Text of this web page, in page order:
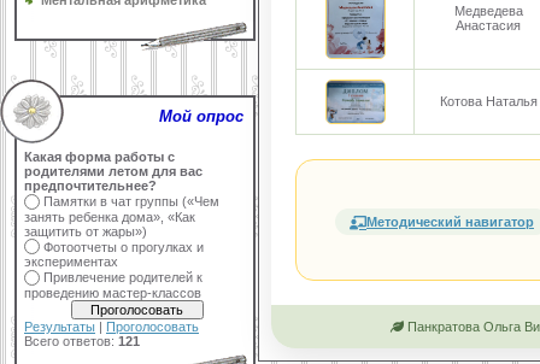
Мой опрос
Какая форма работы с
родителями летом для вас
предпочтительнее?
Памятки в чат группы («Чем
занять ребенка дома», «Как
защитить от жары»)
Фотоотчеты о прогулках и
экспериментах
Привлечение родителей к
проведению мастер-классов
Результаты | Проголосовать
Всего ответов: 121
Медведева
Анастасия
Котова Наталья
Методический навигатор
Панкратова Ольга